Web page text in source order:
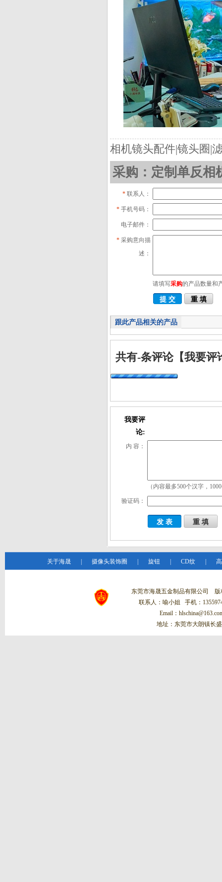
相机镜头配件|镜头圈|
采购：定制单反相
* 联系人：
* 手机号码：
电子邮件：
* 采购意向描
述：
请填写采购的产品数量和
跟此产品相关的产品
共有-条评论【我要评
我要评
论:
内 容：
（内容最多500个汉字，
验证码：
关于海晟 摄像头装饰圈 旋钮 CD纹
东莞市海晟五金制品有限公司
联系人：喻小姐 手机：
Email：
地址：东莞市大朗镇长